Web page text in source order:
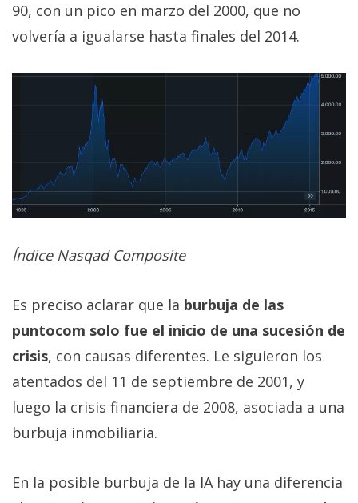
90, con un pico en marzo del 2000, que no
volvería a igualarse hasta finales del 2014.
Índice Nasqad Composite
Es preciso aclarar que la burbuja de las
puntocom solo fue el inicio de una sucesión de
crisis, con causas diferentes. Le siguieron los
atentados del 11 de septiembre de 2001, y
luego la crisis financiera de 2008, asociada a una
burbuja inmobiliaria.
En la posible burbuja de la IA hay una diferencia